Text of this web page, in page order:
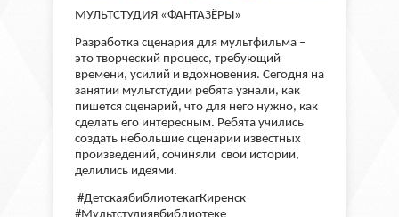
МУЛЬТСТУДИЯ «ФАНТАЗЁРЫ»
Разработка сценария для мультфильма –
это творческий процесс, требующий
времени, усилий и вдохновения. Сегодня на
занятии мультстудии ребята узнали, как
пишется сценарий, что для него нужно, как
сделать его интересным. Ребята учились
создать небольшие сценарии известных
произведений, сочиняли свои истории,
делились идеями.
#ДетскаябиблиотекагКиренск